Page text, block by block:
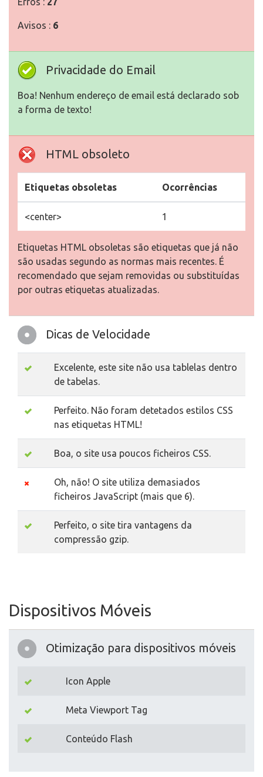
Avisos : 6
Privacidade do Email
Boa! Nenhum endereço de email está declarado sob
a forma de texto!
HTML obsoleto
Etiquetas obsoletas Ocorrências
<center> 1
Etiquetas HTML obsoletas são etiquetas que já não
são usadas segundo as normas mais recentes. É
recomendado que sejam removidas ou substituídas
por outras etiquetas atualizadas.
Dicas de Velocidade
Excelente, este site não usa tablelas dentro
de tabelas.
Perfeito. Não foram detetados estilos CSS
nas etiquetas HTML!
Boa, o site usa poucos ficheiros CSS.
Oh, não! O site utiliza demasiados
ficheiros JavaScript (mais que 6).
Perfeito, o site tira vantagens da
compressão gzip.
Dispositivos Móveis
Otimização para dispositivos móveis
Icon Apple
Meta Viewport Tag
Conteúdo Flash